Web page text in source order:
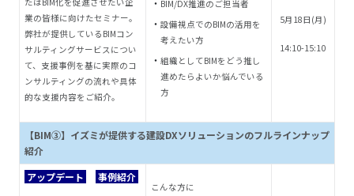
業の皆様に向けたセミナー。
弊社が提供しているBIMコン
サルティングサービスについ
て、支援事例を基に実際のコ
ンサルティングの流れや具体
的な支援内容をご紹介。
BIM/DX推進のご担当者
設備視点でのBIMの活用を
考えたい方
組織としてBIMをどう推し
進めたらよいか悩んでいる
方
5月18日(月)
14:10-15:10
【BIM③】イズミが提供する建設DXソリューションのフルラインナップ
紹介
アップデート
事例紹介
こんな方に